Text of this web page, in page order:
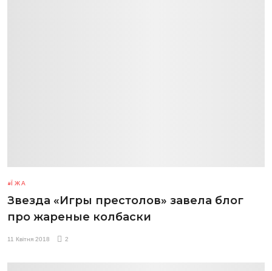
ЇЖА
Звезда «Игры престолов» завела блог
про жареные колбаски
11 Квітня 2018 2